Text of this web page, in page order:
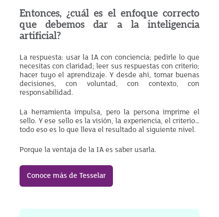
Entonces, ¿cuál es el enfoque correcto
que debemos dar a la inteligencia
artificial?
La respuesta: usar la IA con conciencia; pedirle lo que
necesitas con claridad; leer sus respuestas con criterio;
hacer tuyo el aprendizaje. Y desde ahí, tomar buenas
decisiones, con voluntad, con contexto, con
responsabilidad.
La herramienta impulsa, pero la persona imprime el
sello. Y ese sello es la visión, la experiencia, el criterio…
todo eso es lo que lleva el resultado al siguiente nivel.
Porque la ventaja de la IA es saber usarla.
Conoce más de Tesselar